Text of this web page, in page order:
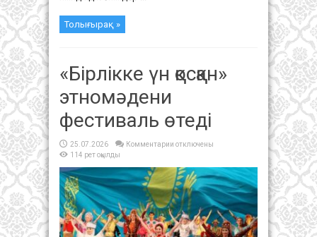
Толығырақ »
«Бірлікке үн қосқан»
этномәдени
фестиваль өтеді
25.07.2026 Комментарии к
үн
қосқан»
этномәдени
фестиваль
өтеді
отключены
114 рет оқылды